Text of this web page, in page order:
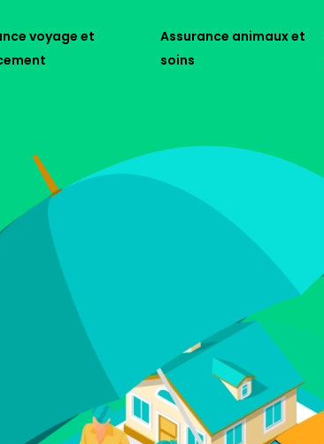
voyage et
Assurance animaux et
soins